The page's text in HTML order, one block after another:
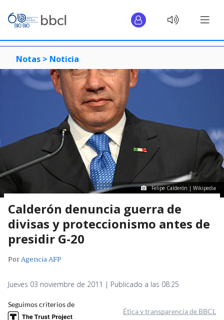
Notas > Noticia
Felipe Calderón | Wikipedia
Calderón denuncia guerra de
divisas y proteccionismo antes de
presidir G-20
PorAgencia AFP
Jueves 03 noviembre de 2011 | Publicado a las 08:25
Seguimos criterios de
Ética y transparencia de BBCL